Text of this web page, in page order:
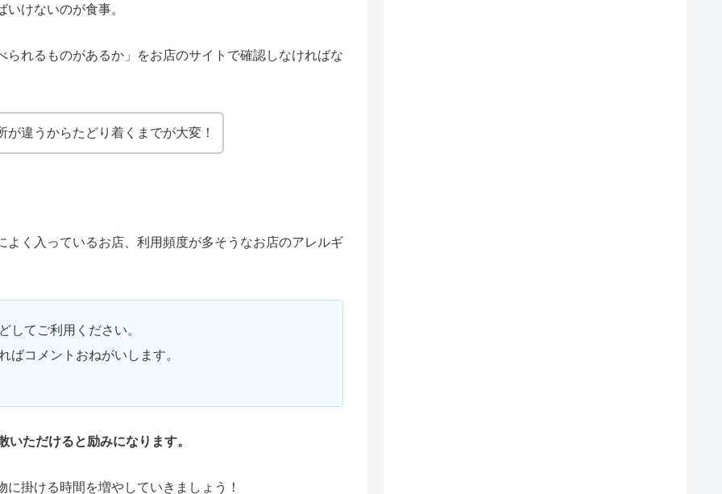
けないのが食事。
れるものがあるか」をお店のサイトで確認しなければな
違うからたどり着くまでが大変！
く入っているお店、利用頻度が多そうなお店のアレルギ
してご利用ください。
ばコメントおねがいします。
いただけると励みになります。
掛ける時間を増やしていきましょう！